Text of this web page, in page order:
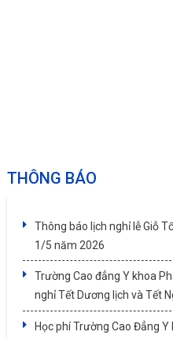
THÔNG BÁO
Thông báo lịch nghỉ lễ Giỗ
1/5 năm 2026
Trường Cao đẳng Y khoa
nghỉ Tết Dương lịch và Tết
Học phí Trường Cao Đẳng